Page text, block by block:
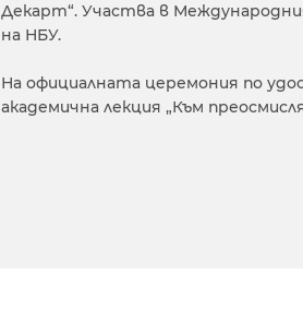
Декарт“. Участва в
на НБУ.
На официалната церемония по
академична лекция „Към